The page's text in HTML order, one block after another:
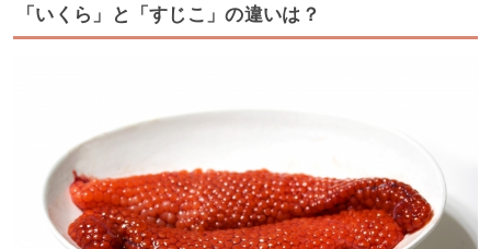
「いくら」と「すじこ」の違いは？